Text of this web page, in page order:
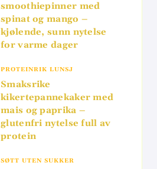
smoothiepinner med
spinat og mango –
kjølende, sunn nytelse
for varme dager
PROTEINRIK LUNSJ
Smaksrike
kikertepannekaker med
mais og paprika –
glutenfri nytelse full av
protein
SØTT UTEN SUKKER